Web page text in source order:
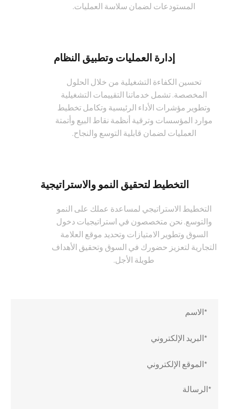
المستودعات لضمان سلاسة العمليات.
إدارة العمليات وتطبيق النظام
تحسين الكفاءة التشغيلية من خلال الحلول
المخصصة. تشمل خدماتنا التقييمات التشغيلية
وتطوير مؤشرات الأداء الرئيسية وتكامل تخطيط
موارد المؤسسات وترقية أنظمة نقاط البيع وأتمتة
العمليات لضمان قابلية التوسع والنجاح.
التخطيط لتحقيق النمو والاستراتيجية
التخطيط الاستراتيجي لمساعدة عملك على النمو
والتوسع. نحن متخصصون في استراتيجيات دخول
السوق وتطوير الامتيازات وتحديد موقع العلامة
التجارية لتعزيز حضورك في السوق وتحقيق الأهداف
طويلة الأجل.